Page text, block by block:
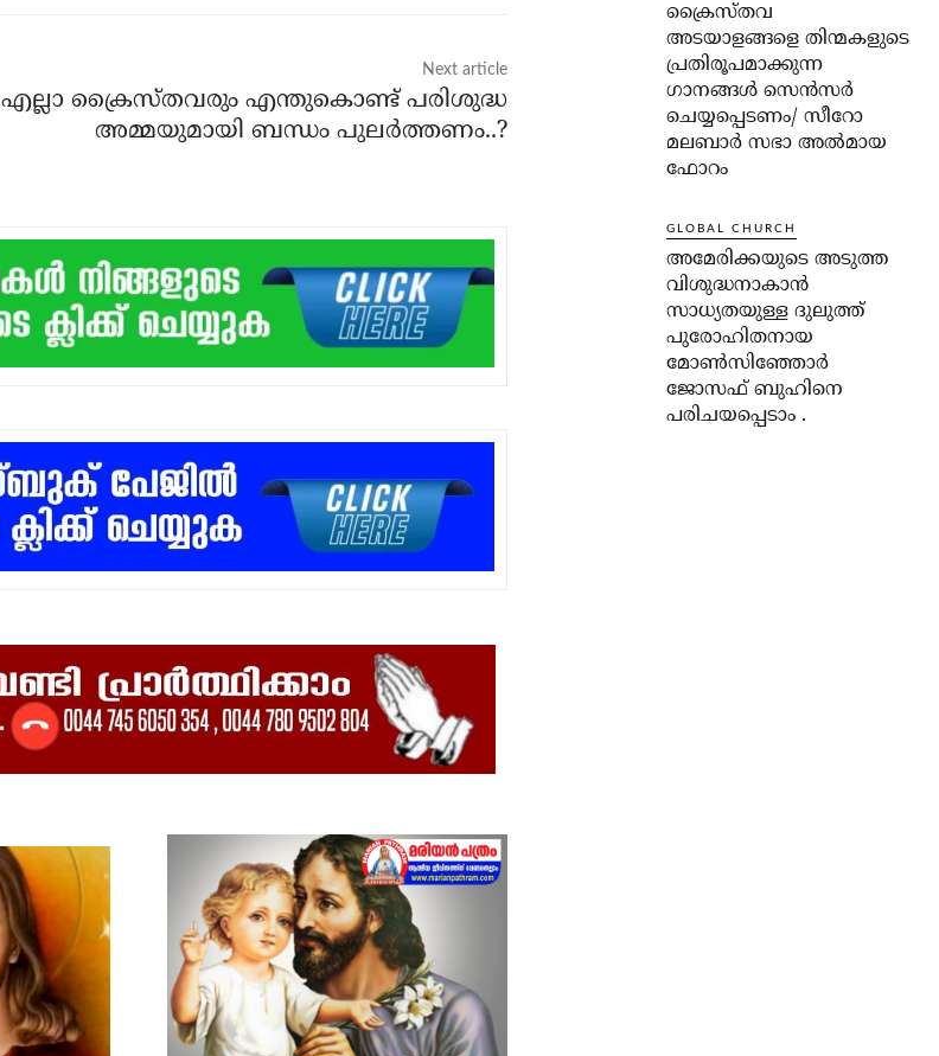
Next article
എല്ലാ ക്രൈസ്തവരും എന്തുകൊണ്ട് പരിശുദ്ധ
അമ്മയുമായി ബന്ധം പുലര്‍ത്തണം..?
ക്രൈസ്തവ
അടയാളങ്ങളെ തിന്മകളുടെ
പ്രതിരൂപമാക്കുന്ന
ഗാനങ്ങൾ സെൻസർ
ചെയ്യപ്പെടണം/ സീറോ
മലബാർ സഭാ അൽമായ
ഫോറം
GLOBAL CHURCH
അമേരിക്കയുടെ അടുത്ത
വിശുദ്ധനാകാൻ
സാധ്യതയുള്ള ദുലുത്ത്
പുരോഹിതനായ
മോൺസിഞ്ഞോർ
ജോസഫ് ബുഹിനെ
പരിചയപ്പെടാം .